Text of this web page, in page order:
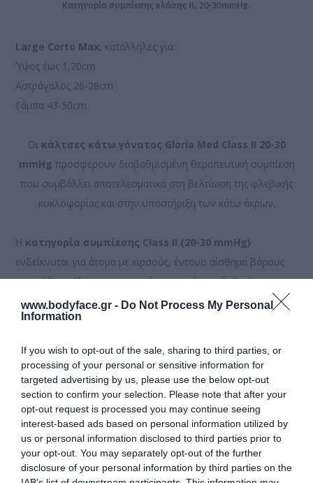
www.bodyface.gr - Do Not Process My Personal
Information
If you wish to opt-out of the sale, sharing to third parties, or
processing of your personal or sensitive information for
targeted advertising by us, please use the below opt-out
section to confirm your selection. Please note that after your
opt-out request is processed you may continue seeing
interest-based ads based on personal information utilized by
us or personal information disclosed to third parties prior to
your opt-out. You may separately opt-out of the further
disclosure of your personal information by third parties on the
Κατηγορία συμπίεσης κλάσης II, 20-30mmHg.
Large Corto Max, κατάλληλες για:
Ύψος έως 1,70cm
Αστράγαλος 26-28cm
Γάμπα 43-50cm
Οι κάλτσες κάτω γόνατος Gloria Med Class II 20-30
mmHg προσφέρουν διαβαθμισμένη θεραπευτική συμπίεση
που συμβάλλει αποτελεσματικά στη βελτίωση της φλεβικής
κυκλοφορίας και στην υποστήριξη των κάτω άκρων.
Η κατηγορία συμπίεσης Class II (20-30 mmHg)
ενδείκνυται για άτομα με κιρσούς, έντονο αίσθημα βάρους
στα πόδια, οίδημα, ευρυαγγείες και χρόνια φλεβική
ανεπάρκεια, σύμφωνα με τις οδηγίες του θεράποντος ιατρού.
1,70 μ.
και προσφέρει σωστή εφαρμογή και αποτελεσματική
θεραπευτική συμπίεση καθ’ όλη τη διάρκεια της ημέρας.
Διατίθεται σε επιλογές Normal και Max, ώστε να καλύπτει
διαφορετικές περιφέρειες γάμπας με άνετη εφαρμογή.
Ιδανικές για:
• Χρόνια φλεβική ανεπάρκεια